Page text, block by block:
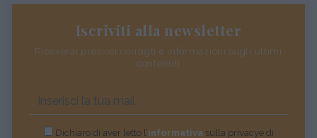
Iscriviti alla newsletter
Riceverai preziosi consigli e informazioni sugli ultimi
contenuti
Dichiaro di aver letto l’informativasulla privacye di